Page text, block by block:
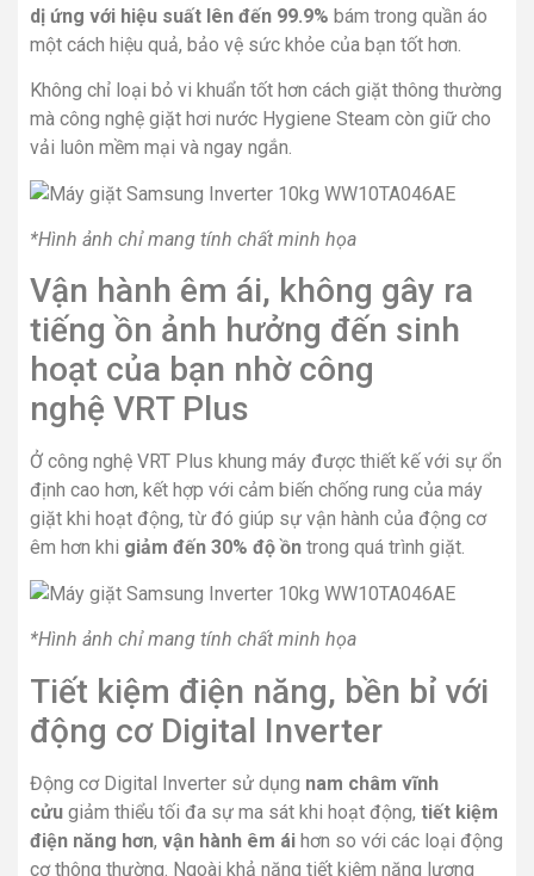
dị ứng với hiệu suất lên đến 99.9% bám trong quần áo
một cách hiệu quả, bảo vệ sức khỏe của bạn tốt hơn.
Không chỉ loại bỏ vi khuẩn tốt hơn cách giặt thông thường
mà công nghệ giặt hơi nước Hygiene Steam còn giữ cho
vải luôn mềm mại và ngay ngắn.
*Hình ảnh chỉ mang tính chất minh họa
Vận hành êm ái, không gây ra
tiếng ồn ảnh hưởng đến sinh
hoạt của bạn nhờ công
nghệ VRT Plus
Ở công nghệ VRT Plus khung máy được thiết kế với sự ổn
định cao hơn, kết hợp với cảm biến chống rung của máy
giặt khi hoạt động, từ đó giúp sự vận hành của động cơ
êm hơn khi giảm đến 30% độ ồn trong quá trình giặt.
*Hình ảnh chỉ mang tính chất minh họa
Tiết kiệm điện năng, bền bỉ với
động cơ Digital Inverter
Động cơ Digital Inverter sử dụng nam châm vĩnh
cửu giảm thiểu tối đa sự ma sát khi hoạt động, tiết kiệm
điện năng hơn, vận hành êm ái hơn so với các loại động
cơ thông thường. Ngoài khả năng tiết kiệm năng lượng